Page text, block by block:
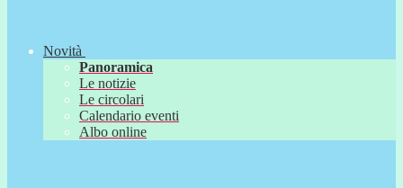
Novità
Panoramica
Le notizie
Le circolari
Calendario eventi
Albo online